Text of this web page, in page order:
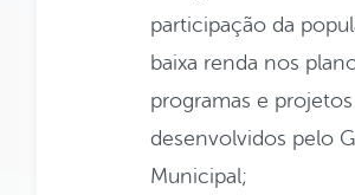
participação da
baixa renda nos
programas e
desenvolvidos pelo
Municipal;